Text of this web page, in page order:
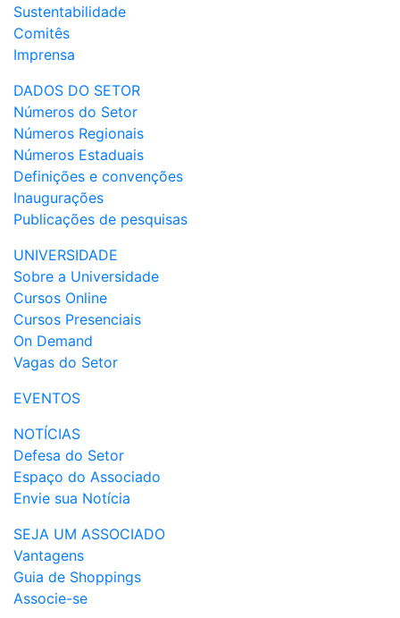
Sustentabilidade
Comitês
Imprensa
DADOS DO SETOR
Números do Setor
Números Regionais
Números Estaduais
Definições e convenções
Inaugurações
Publicações de pesquisas
UNIVERSIDADE
Sobre a Universidade
Cursos Online
Cursos Presenciais
On Demand
Vagas do Setor
EVENTOS
NOTÍCIAS
Defesa do Setor
Espaço do Associado
Envie sua Notícia
SEJA UM ASSOCIADO
Vantagens
Guia de Shoppings
Associe-se